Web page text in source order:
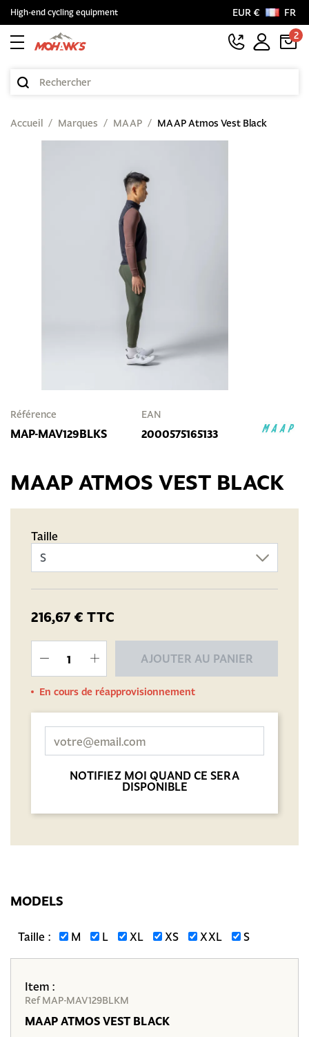
High-end cycling equipment EUR €
FR
2
Accueil Marques MAAP MAAP Atmos Vest Black
Référence
MAP-MAV129BLKS
EAN
2000575165133
MAAP ATMOS VEST BLACK
Taille
216,67 € TTC
AJOUTER AU PANIER
En cours de réapprovisionnement
NOTIFIEZ MOI QUAND CE SERA
DISPONIBLE
MODELS
Taille : M L XL XS XXL S
Item :
Ref MAP-MAV129BLKM
MAAP ATMOS VEST BLACK